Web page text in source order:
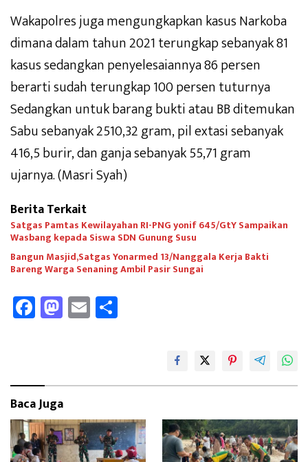
Wakapolres juga mengungkapkan kasus Narkoba
dimana dalam tahun 2021 terungkap sebanyak 81
kasus sedangkan penyelesaiannya 86 persen
berarti sudah terungkap 100 persen tuturnya
Sedangkan untuk barang bukti atau BB ditemukan
Sabu sebanyak 2510,32 gram, pil extasi sebanyak
416,5 burir, dan ganja sebanyak 55,71 gram
ujarnya. (Masri Syah)
Berita Terkait
Satgas Pamtas Kewilayahan RI-PNG yonif 645/GtY Sampaikan
Wasbang kepada Siswa SDN Gunung Susu
Bangun Masjid,Satgas Yonarmed 13/Nanggala Kerja Bakti
Bareng Warga Senaning Ambil Pasir Sungai
Fa
ce
k
M
as
o
n
E
m
Baca Juga